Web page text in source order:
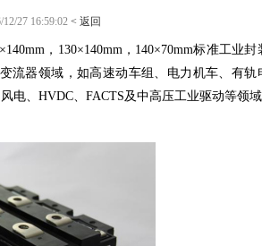
27 16:59:02 < 返回
， 130×140mm，140×70mm标准工业封
流器领域，如高速动车组、电力机车、有轨
、HVDC、FACTS及中高压工业驱动等领域